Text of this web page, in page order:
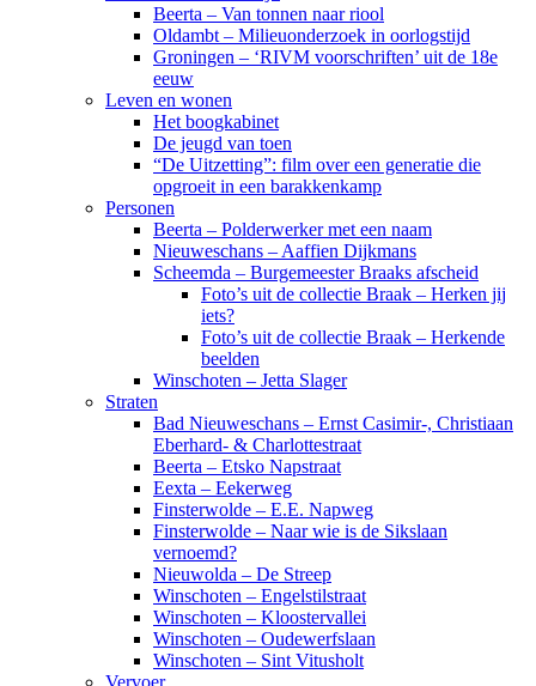
Beerta – Van tonnen naar riool
Oldambt – Milieuonderzoek in oorlogstijd
Groningen – ‘RIVM voorschriften’ uit de 18e
eeuw
Leven en wonen
Het boogkabinet
De jeugd van toen
“De Uitzetting”: film over een generatie die
opgroeit in een barakkenkamp
Personen
Beerta – Polderwerker met een naam
Nieuweschans – Aaffien Dijkmans
Scheemda – Burgemeester Braaks afscheid
Foto’s uit de collectie Braak – Herken jij
iets?
Foto’s uit de collectie Braak – Herkende
beelden
Winschoten – Jetta Slager
Straten
Bad Nieuweschans – Ernst Casimir-, Christiaan
Eberhard- & Charlottestraat
Beerta – Etsko Napstraat
Eexta – Eekerweg
Finsterwolde – E.E. Napweg
Finsterwolde – Naar wie is de Sikslaan
vernoemd?
Nieuwolda – De Streep
Winschoten – Engelstilstraat
Winschoten – Kloostervallei
Winschoten – Oudewerfslaan
Winschoten – Sint Vitusholt
Vervoer